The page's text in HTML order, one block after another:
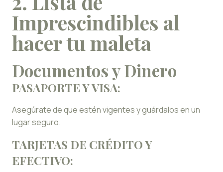
Imprescindibles al
hacer tu maleta
Documentos y Dinero
PASAPORTE Y VISA:
Asegúrate de que estén vigentes y guárdalos en un
lugar seguro.
TARJETAS DE CRÉDITO Y
EFECTIVO: